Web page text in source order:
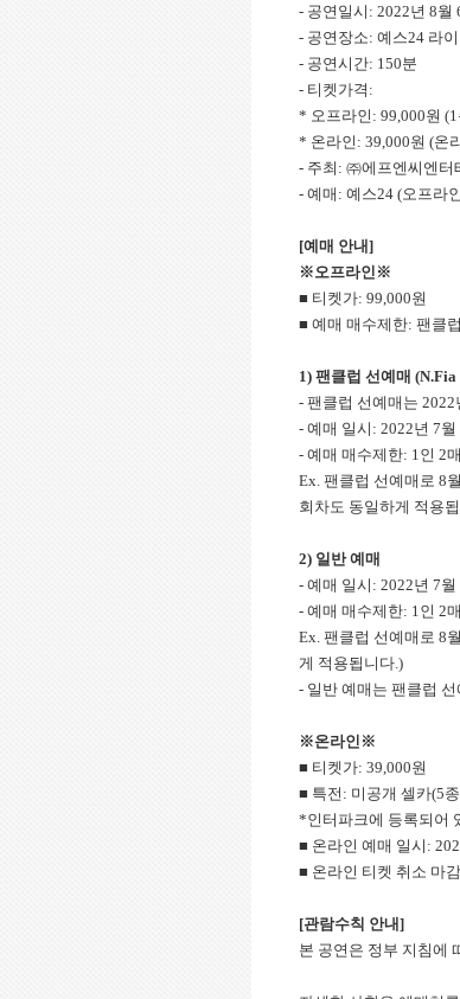
- 공연일시: 2022년 8월
- 공연장소: 예스24 라
- 공연시간: 150분
- 티켓가격:
* 오프라인: 99,000원
* 온라인: 39,000원 (온
- 주최: ㈜에프엔씨엔터
- 예매: 예스24 (오프라
[예매 안내]
※오프라인※
■ 티켓가: 99,000원
■ 예매 매수제한: 팬클
1) 팬클럽 선예매 (N.Fia
- 팬클럽 선예매는
- 예매 일시: 2022년 7
- 예매 매수제한: 1인 2
Ex. 팬클럽 선예매로 8
회차도 동일하게 적용
2) 일반 예매
- 예매 일시: 2022년 7
- 예매 매수제한: 1인 2
Ex. 팬클럽 선예매로 8
게 적용됩니다.)
- 일반 예매는 팬클럽
※온라인※
■ 티켓가: 39,000원
■ 특전: 미공개 셀카(5
*인터파크에 등록되어
■ 온라인 예매 일시:
■ 온라인 티켓 취소 마
[관람수칙 안내]
본 공연은 정부 지침에